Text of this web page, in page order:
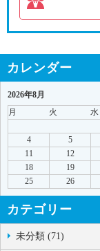
カレンダー
2026年8月
月
火 水
4
5
11
12
18
19
25
26
カテゴリー
未分類 (71)